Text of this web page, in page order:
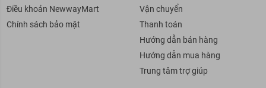
Điều khoản NewwayMart
Chính sách bảo mật
Vận chuyển
Thanh toán
Hướng dẫn bán hàng
Hướng dẫn mua hàng
Trung tâm trợ giúp